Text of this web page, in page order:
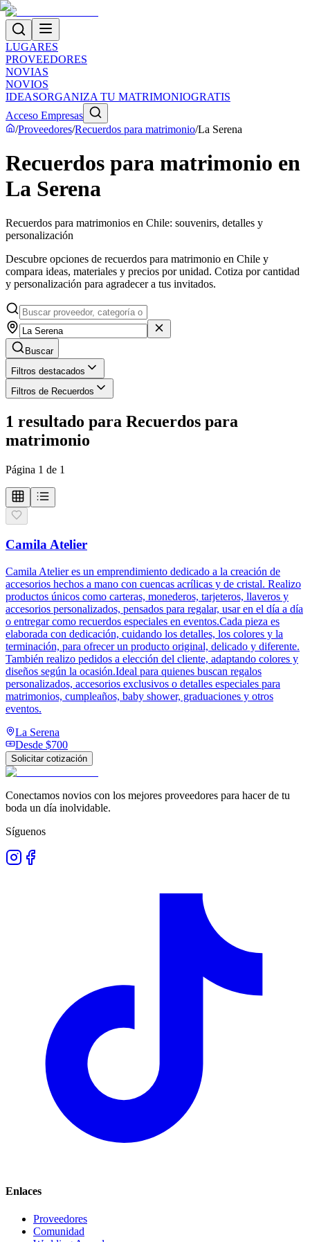
LUGARES
PROVEEDORES
NOVIAS
NOVIOS
IDEASORGANIZA TU MATRIMONIOGRATIS
Acceso Empresas
/Proveedores/Recuerdos para matrimonio/La Serena
Recuerdos para matrimonio en
La Serena
Recuerdos para matrimonios en Chile: souvenirs, detalles y
personalización
Descubre opciones de recuerdos para matrimonio en Chile y
compara ideas, materiales y precios por unidad. Cotiza por cantidad
y personalización para agradecer a tus invitados.
Buscar
Filtros destacados
Filtros de Recuerdos
1 resultado para Recuerdos para
matrimonio
Página 1 de 1
Camila Atelier
Camila Atelier es un emprendimiento dedicado a la creación de
accesorios hechos a mano con cuencas acrílicas y de cristal. Realizo
productos únicos como carteras, monederos, tarjeteros, llaveros y
accesorios personalizados, pensados para regalar, usar en el día a día
o entregar como recuerdos especiales en eventos.Cada pieza es
elaborada con dedicación, cuidando los detalles, los colores y la
terminación, para ofrecer un producto original, delicado y diferente.
También realizo pedidos a elección del cliente, adaptando colores y
diseños según la ocasión.Ideal para quienes buscan regalos
personalizados, accesorios exclusivos o detalles especiales para
matrimonios, cumpleaños, baby shower, graduaciones y otros
eventos.
La Serena
Desde $700
Solicitar cotización
Conectamos novios con los mejores proveedores para hacer de tu
boda un día inolvidable.
Síguenos
Enlaces
Proveedores
Comunidad